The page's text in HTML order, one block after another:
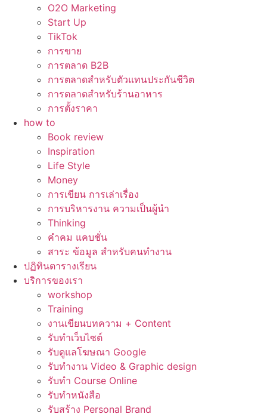
O2O Marketing
Start Up
TikTok
การขาย
การตลาด B2B
การตลาดสำหรับตัวแทนประกันชีวิต
การตลาดสำหรับร้านอาหาร
การตั้งราคา
how to
Book review
Inspiration
Life Style
Money
การเขียน การเล่าเรื่อง
การบริหารงาน ความเป็นผู้นำ
Thinking
คำคม แคบชั่น
สาระ ข้อมูล สำหรับคนทำงาน
ปฏิทินตารางเรียน
บริการของเรา
workshop
Training
งานเขียนบทความ + Content
รับทำเว็บไซต์
รับดูแลโฆษณา Google
รับทำงาน Video & Graphic design
รับทำ Course Online
รับทำหนังสือ
รับสร้าง Personal Brand